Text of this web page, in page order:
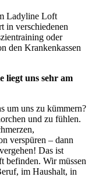
Ladyline Loft
in verschiedenen
oder
den Krankenkassen
liegt uns sehr am
um uns zu kümmern?
und zu fühlen.
verspüren – dann
Das ist
befinden. Wir müssen
im Haushalt, in